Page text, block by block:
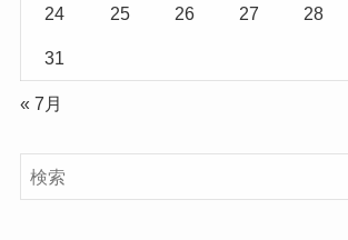
24 25 26 27 28
31
« 7月